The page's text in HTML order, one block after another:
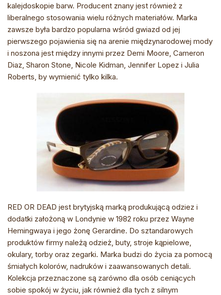
kalejdoskopie barw. Producent znany jest również z
liberalnego stosowania wielu różnych materiałów. Marka
zawsze była bardzo popularna wśród gwiazd od jej
pierwszego pojawienia się na arenie międzynarodowej mody
i noszona jest między innymi przez Demi Moore, Cameron
Diaz, Sharon Stone, Nicole Kidman, Jennifer Lopez i Julia
Roberts, by wymienić tylko kilka.
RED OR DEAD jest brytyjską marką produkującą odziez i
dodatki założoną w Londynie w 1982 roku przez Wayne
Hemingwaya i jego żonę Gerardine. Do sztandarowych
produktów firmy należą odzież, buty, stroje kąpielowe,
okulary, torby oraz zegarki. Marka budzi do życia za pomocą
śmiałych kolorów, nadruków i zaawansowanych detali.
Kolekcja przeznaczone są zarówno dla osób ceniących
sobie spokój w życiu, jak również dla tych z silnym